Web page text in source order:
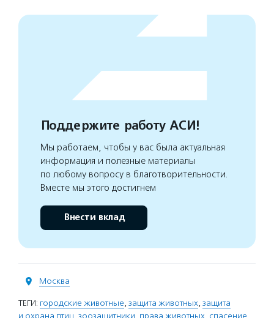
Поддержите работу АСИ!
Мы работаем, чтобы у вас была актуальная
информация и полезные материалы
по любому вопросу в благотворительности.
Вместе мы этого достигнем
Внести вклад
Москва
ТЕГИ: городские животные, защита животных, защита
и охрана птиц, зоозащитники, права животных, спасение